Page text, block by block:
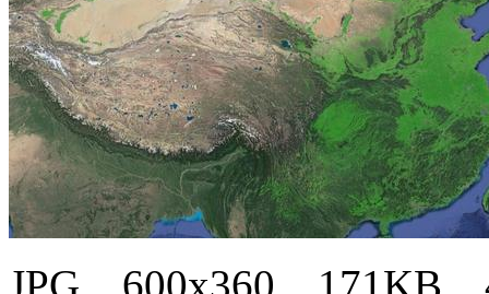
JPG，600x360，171KB